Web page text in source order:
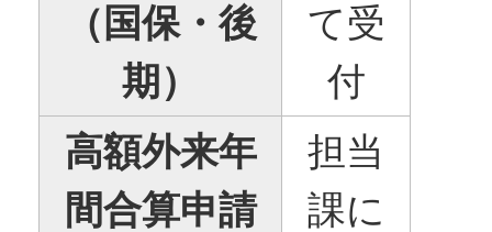
（国保・後
期）
て受
付
高額外来年
間合算申請
担当
課に